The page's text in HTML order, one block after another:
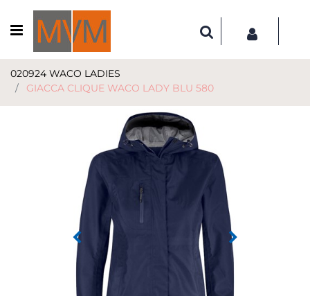
Open menu
020924 WACO LADIES
GIACCA CLIQUE WACO LADY BLU 580